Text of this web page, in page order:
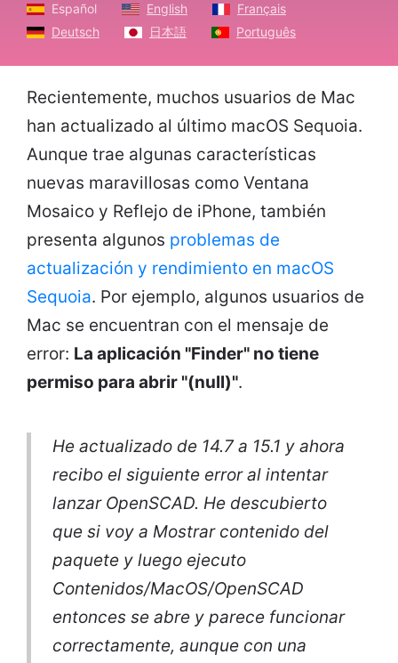
Español English
Français
Deutsch
日本語 Português
Recientemente, muchos usuarios de Mac
han actualizado al último macOS Sequoia.
Aunque trae algunas características
nuevas maravillosas como Ventana
Mosaico y Reflejo de iPhone, también
presenta algunos problemas de
actualización y rendimiento en macOS
Sequoia. Por ejemplo, algunos usuarios de
Mac se encuentran con el mensaje de
error: La aplicación "Finder" no tiene
permiso para abrir "(null)".
He actualizado de 14.7 a 15.1 y ahora
recibo el siguiente error al intentar
lanzar OpenSCAD. He descubierto
que si voy a Mostrar contenido del
paquete y luego ejecuto
Contenidos/MacOS/OpenSCAD
entonces se abre y parece funcionar
correctamente, aunque con una